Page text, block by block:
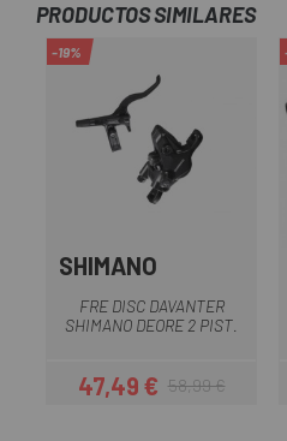
PRODUCTOS SIMILARES
-19%
SHIMANO
FRE DISC DAVANTER
SHIMANO DEORE 2 PIST.
Preu
47,49 €Preu regular
58,99 €